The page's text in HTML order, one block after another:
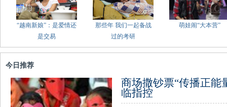
“越南新娘”：是爱情还
是交易
那些年 我们一起备战
过的考研
萌娃闹“大本营”
今日推荐
商场撒钞票“传播正能
临指控